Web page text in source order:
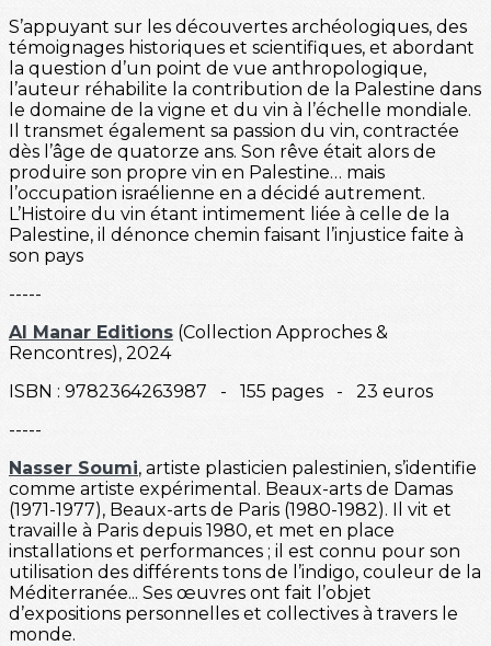
S’appuyant sur les découvertes archéologiques, des
témoignages historiques et scientifiques, et abordant
la question d’un point de vue anthropologique,
l’auteur réhabilite la contribution de la Palestine dans
le domaine de la vigne et du vin à l’échelle mondiale.
Il transmet également sa passion du vin, contractée
dès l’âge de quatorze ans. Son rêve était alors de
produire son propre vin en Palestine… mais
l’occupation israélienne en a décidé autrement.
L’Histoire du vin étant intimement liée à celle de la
Palestine, il dénonce chemin faisant l’injustice faite à
son pays
-----
Al Manar Editions (Collection Approches &
Rencontres), 2024
ISBN : 9782364263987 - 155 pages - 23 euros
-----
Nasser Soumi, artiste plasticien palestinien, s’identifie
comme artiste expérimental. Beaux-arts de Damas
(1971-1977), Beaux-arts de Paris (1980-1982). Il vit et
travaille à Paris depuis 1980, et met en place
installations et performances ; il est connu pour son
utilisation des différents tons de l’indigo, couleur de la
Méditerranée... Ses œuvres ont fait l’objet
d’expositions personnelles et collectives à travers le
monde.